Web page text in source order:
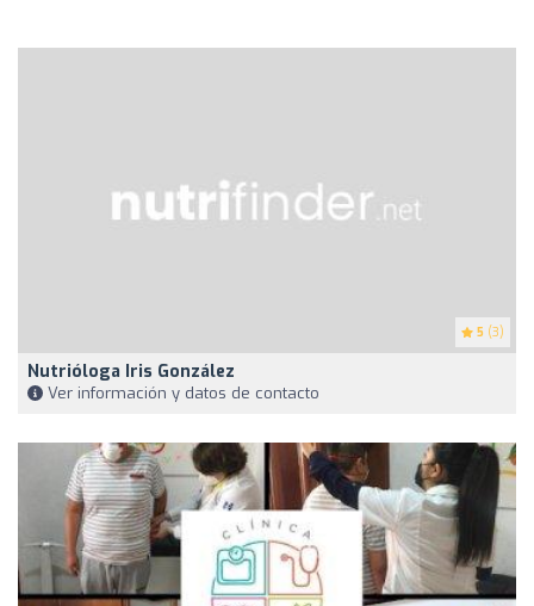
5 (3)
Nutrióloga Iris González
Ver información y datos de contacto